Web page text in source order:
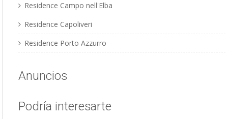
Residence Campo nell'Elba
Residence Capoliveri
Residence Porto Azzurro
Anuncios
Podría interesarte